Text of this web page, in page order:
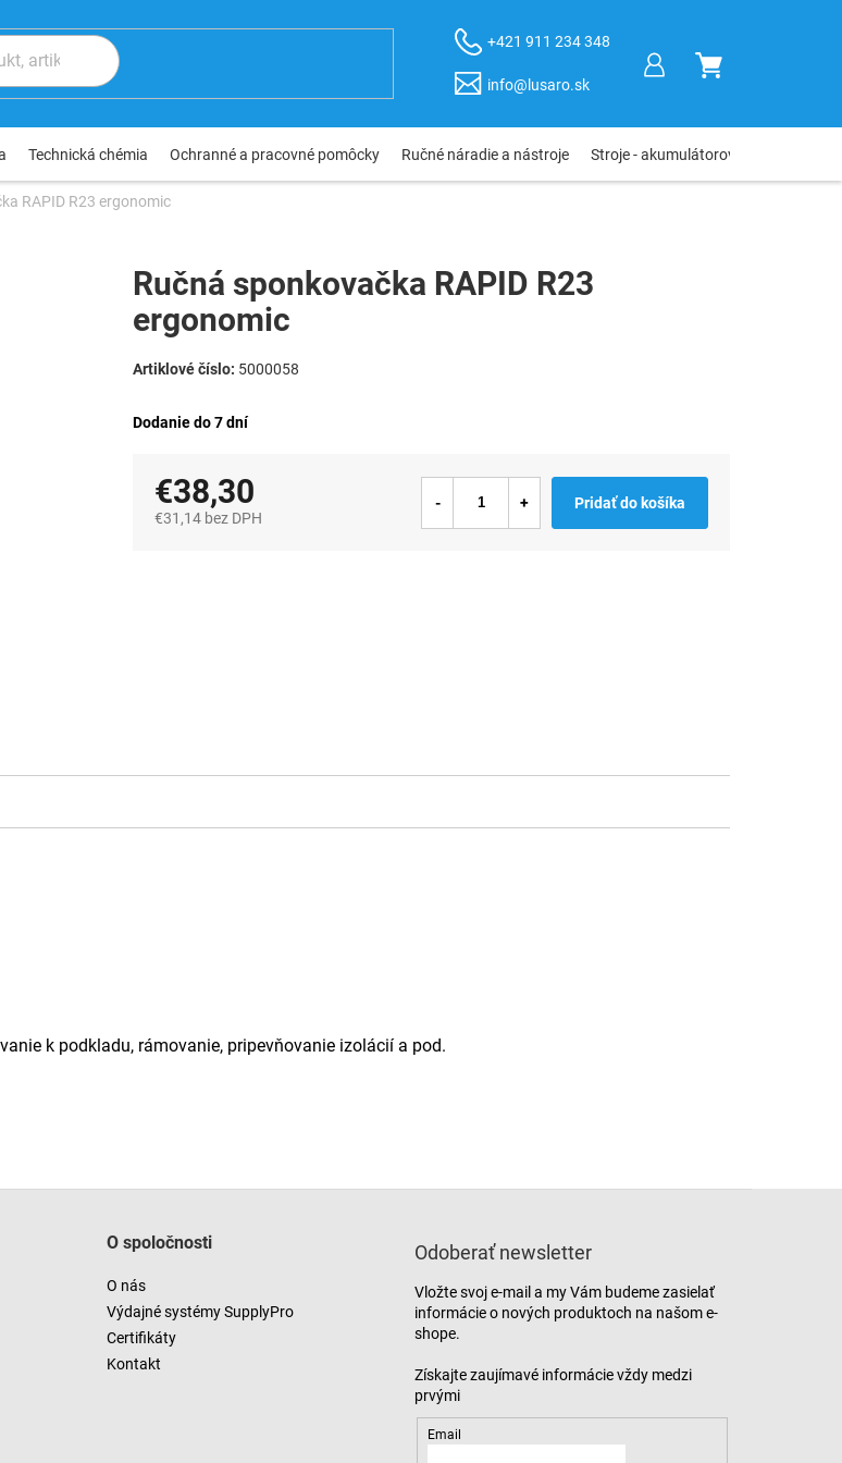
+421 911 234 348
info@lusaro.sk
NÁKUPNÝ
Technická chémia Ochranné a pracovné pomôcky Ručné náradie a nástroje Stroje - akumulátorové, elektro,
RAPID R23 ergonomic
Dodanie do 7 dní
Ručná sponkovačka RAPID R23
ergonomic
5000058
€38,30
€31,14 bez DPH
Pridať do košíka
k podkladu, rámovanie, pripevňovanie izolácií a pod.
O spoločnosti
O nás
Výdajné systémy SupplyPro
Certifikáty
Kontakt
Odoberať newsletter
Vložte svoj e-mail a my Vám budeme zasielať
informácie o nových produktoch na našom e-
shope.
Email